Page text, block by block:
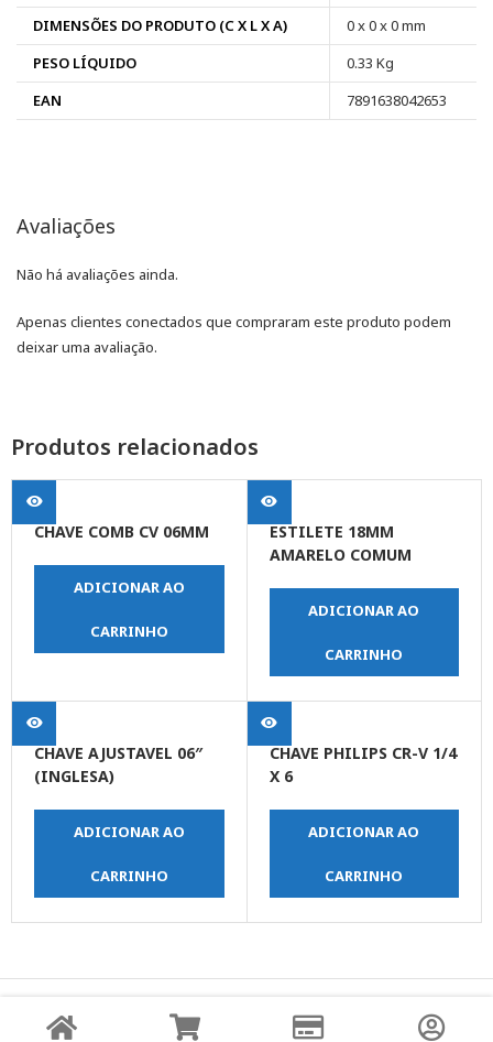
DIMENSÕES DO PRODUTO (C X L X A)
0 x 0 x 0 mm
PESO LÍQUIDO
0.33 Kg
EAN
7891638042653
Avaliações
Não há avaliações ainda.
Apenas clientes conectados que compraram este produto podem
deixar uma avaliação.
Produtos relacionados
CHAVE COMB CV 06MM
ADICIONAR AO
CARRINHO
ESTILETE 18MM
AMARELO COMUM
ADICIONAR AO
CARRINHO
CHAVE AJUSTAVEL 06″
(INGLESA)
ADICIONAR AO
CARRINHO
CHAVE PHILIPS CR-V 1/4
X 6
ADICIONAR AO
CARRINHO
© Copyright JPrime Ferramentas - Todos os Direitos
Reservados - Desenvolvido por UNO Studio Digital.